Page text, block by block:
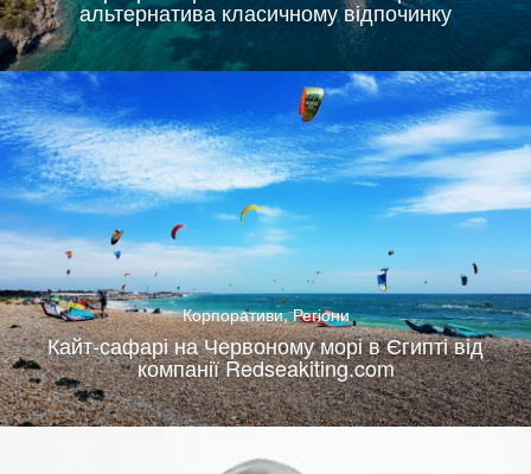
альтернатива класичному відпочинку
Корпоративи,Регіони
Кайт-сафарі на Червоному морі в Єгипті від
компанії Redseakiting.com